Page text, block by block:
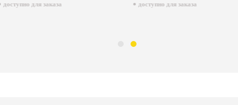
доступно для заказа доступно для заказа